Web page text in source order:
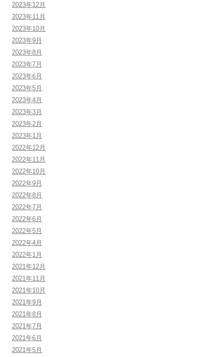
2023年12月
2023年11月
2023年10月
2023年9月
2023年8月
2023年7月
2023年6月
2023年5月
2023年4月
2023年3月
2023年2月
2023年1月
2022年12月
2022年11月
2022年10月
2022年9月
2022年8月
2022年7月
2022年6月
2022年5月
2022年4月
2022年1月
2021年12月
2021年11月
2021年10月
2021年9月
2021年8月
2021年7月
2021年6月
2021年5月